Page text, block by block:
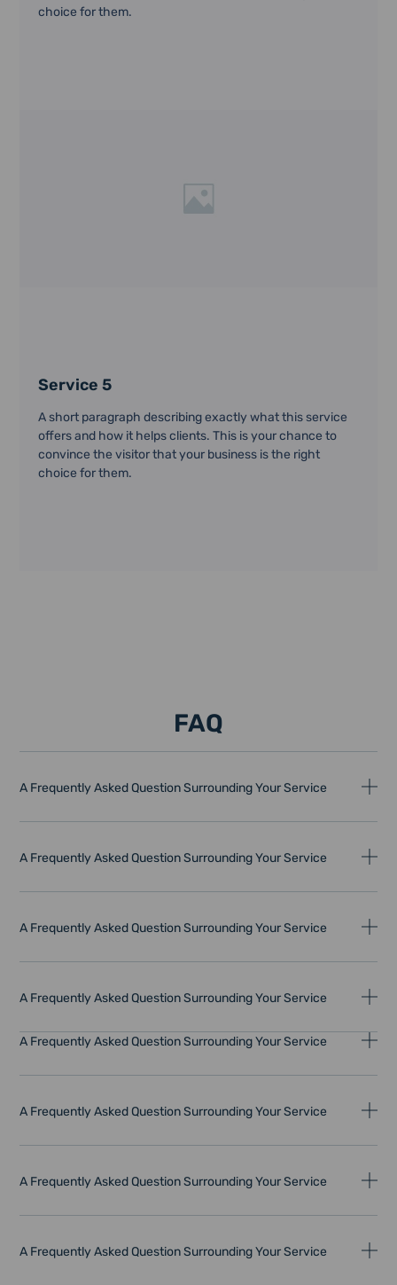
choice for them.
Service 5
A short paragraph describing exactly what this service
offers and how it helps clients. This is your chance to
convince the visitor that your business is the right
choice for them.
FAQ
A Frequently Asked Question Surrounding Your Service
A Frequently Asked Question Surrounding Your Service
A Frequently Asked Question Surrounding Your Service
A Frequently Asked Question Surrounding Your Service
A Frequently Asked Question Surrounding Your Service
A Frequently Asked Question Surrounding Your Service
A Frequently Asked Question Surrounding Your Service
A Frequently Asked Question Surrounding Your Service